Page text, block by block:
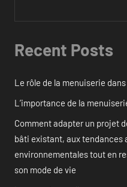
Recent Posts
Le rôle de la menuiserie
L’importance de la
Comment adapter un projet
bâti existant, aux tendances
environnementales tout en
son mode de vie